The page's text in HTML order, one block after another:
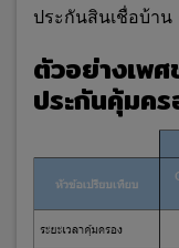
ประกันสินเชื่อบ้า
ตัวอย่างเพ
ประกันคุ้มค